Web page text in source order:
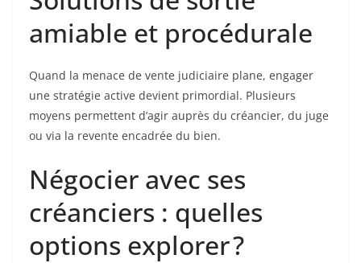
amiable et procédurale
Quand la menace de vente judiciaire plane, engager
une stratégie active devient primordial. Plusieurs
moyens permettent d’agir auprès du créancier, du juge
ou via la revente encadrée du bien.
Négocier avec ses
créanciers : quelles
options explorer ?